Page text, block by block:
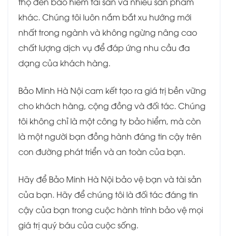
khác. Chúng tôi luôn nắm bắt xu hướng mới
nhất trong ngành và không ngừng nâng cao
chất lượng dịch vụ để đáp ứng nhu cầu đa
dạng của khách hàng.
Bảo Minh Hà Nội cam kết tạo ra giá trị bền vững
cho khách hàng, cộng đồng và đối tác. Chúng
tôi không chỉ là một công ty bảo hiểm, mà còn
là một người bạn đồng hành đáng tin cậy trên
con đường phát triển và an toàn của bạn.
Hãy để Bảo Minh Hà Nội bảo vệ bạn và tài sản
của bạn. Hãy để chúng tôi là đối tác đáng tin
cậy của bạn trong cuộc hành trình bảo vệ mọi
giá trị quý báu của cuộc sống.